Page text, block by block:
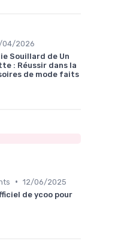
04/2026
Souillard de Un
: Réussir dans la
de mode faits
• 12/06/2025
de ycoo pour